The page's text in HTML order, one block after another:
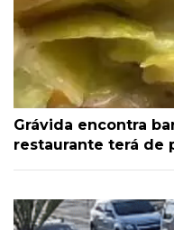
Grávida encontra
restaurante terá de